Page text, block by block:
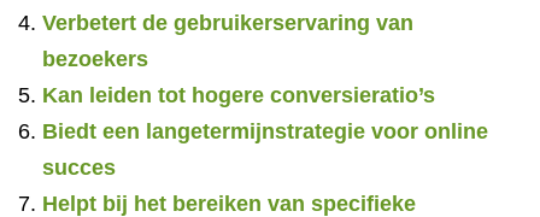
Verbetert de gebruikerservaring van
bezoekers
Kan leiden tot hogere conversieratio’s
Biedt een langetermijnstrategie voor online
succes
Helpt bij het bereiken van specifieke